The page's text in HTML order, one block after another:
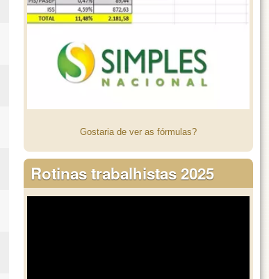
Gostaria de ver as fórmulas?
Rotinas trabalhistas 2025